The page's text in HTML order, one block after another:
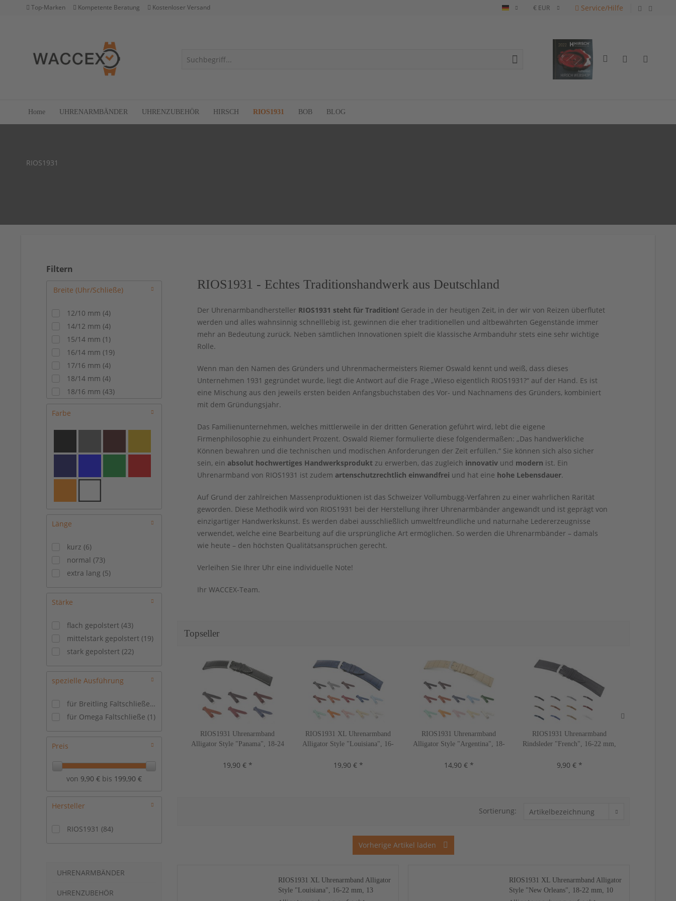
Top-Marken Kompetente Beratung Kostenloser Versand Deutsch Service/Hilfe
Home UHRENARMBÄNDER UHRENZUBEHÖR HIRSCH RIOS1931 BOB BLOG
RIOS1931
Filtern
12/10 mm (4)
14/12 mm (4)
15/14 mm (1 )
16/14 mm (19)
17/16 mm (4)
18/14 mm (4)
18/16 mm (43)
19/14 mm
19/16 mm (27)
20/18 mm (41)
21/16 mm
22/20 mm
24/20 mm
24/22 mm(11
24/24 mm (14
26/26 mm
Farbe
Länge
kurz (6)
normal (73)
extra lang (5)
Stärke
flach gepolstert (43)
mittelstark gepolstert (19)
stark gepolstert (22)
spezielle Ausführung
für Breitling Faltschließe
(1
für Omega Faltschließe (1 )
Preis
von 9,90 € bis 199,90 €
Hersteller
RIOS1931 (84)
UHRENARMBÄNDER
UHRENZUBEHÖR
RIOS1931 - Echtes Traditionshandwerk aus Deutschland
Der Uhrenarmbandhersteller RIOS1931 steht für Tradition! Gerade in der heutigen Zeit, in der wir von Reizen überflutet
werden und alles wahnsinnig schnelllebig ist, gewinnen die eher traditionellen und altbewährten Gegenstände immer
mehr an Bedeutung zurück. Neben sämtlichen Innovationen spielt die klassische Armbanduhr stets eine sehr wichtige
Rolle.
Wenn man den Namen des Gründers und Uhrenmachermeisters Riemer Oswald kennt und weiß, dass dieses
Unternehmen 1931 gegründet wurde, liegt die Antwort auf die Frage „Wieso eigentlich RIOS1931?“ auf der Hand. Es ist
eine Mischung aus den jeweils ersten beiden Anfangsbuchstaben des Vor- und Nachnamens des Gründers, kombiniert
mit dem Gründungsjahr.
Das Familienunternehmen, welches mittlerweile in der dritten Generation geführt wird, lebt die eigene
Firmenphilosophie zu einhundert Prozent. Oswald Riemer formulierte diese folgendermaßen: „Das handwerkliche
Können bewahren und die technischen und modischen Anforderungen der Zeit erfüllen.“ Sie können sich also sicher
sein, ein absolut hochwertiges Handwerksprodukt zu erwerben, das zugleich innovativ und modern ist. Ein
Uhrenarmband von RIOS1931 ist zudem artenschutzrechtlich einwandfrei und hat eine hohe Lebensdauer.
Auf Grund der zahlreichen Massenproduktionen ist das Schweizer Vollumbugg-Verfahren zu einer wahrlichen Rarität
geworden. Diese Methodik wird von RIOS1931 bei der Herstellung ihrer Uhrenarmbänder angewandt und ist geprägt von
einzigartiger Handwerkskunst. Es werden dabei ausschließlich umweltfreundliche und naturnahe Ledererzeugnisse
verwendet, welche eine Bearbeitung auf die ursprüngliche Art ermöglichen. So werden die Uhrenarmbänder – damals
wie heute – den höchsten Qualitätsansprüchen gerecht.
Verleihen Sie Ihrer Uhr eine individuelle Note!
Ihr WACCEX-Team.
Topseller
RIOS1931 Uhrenarmband
Alligator Style "Panama", 18-24
19,90 € *
RIOS1931 XL Uhrenarmband
Alligator Style "Louisiana", 16-
19,90 € *
RIOS1931 Uhrenarmband
Alligator Style "Argentina", 18-
14,90 € *
RIOS1931 Uhrenarmband
Rindsleder "French", 16-22 mm,
9,90 € *
Sortierung:
Vorherige Artikel laden
RIOS1931 XL Uhrenarmband Alligator
Style "Louisiana", 16-22 mm, 13
RIOS1931 XL Uhrenarmband Alligator
Style "New Orleans", 18-22 mm, 10